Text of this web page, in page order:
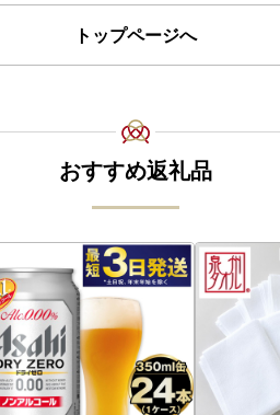
トップページへ
おすすめ返礼品